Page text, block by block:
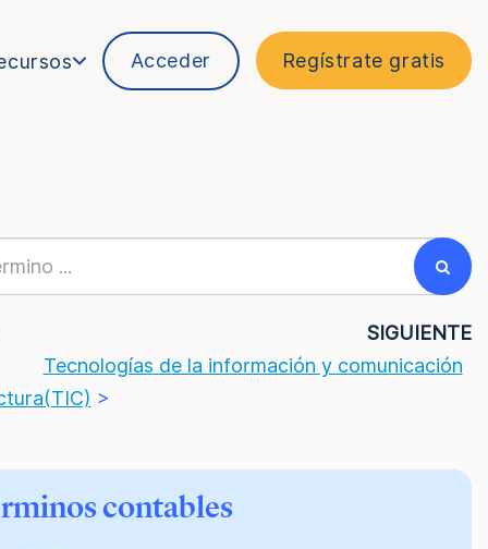
Regístrate gratis
Acceder
SIGUIENTE
Tecnologías de la información y comunicación
(TIC) >
contables